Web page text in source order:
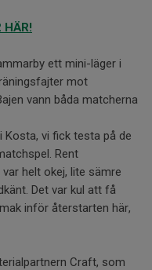
HÄR!
ett mini-läger i
mot
vann båda matcherna
vi fick testa på de
Rent
helt okej, lite sämre
Det var kul att få
inför återstarten här,
Craft, som